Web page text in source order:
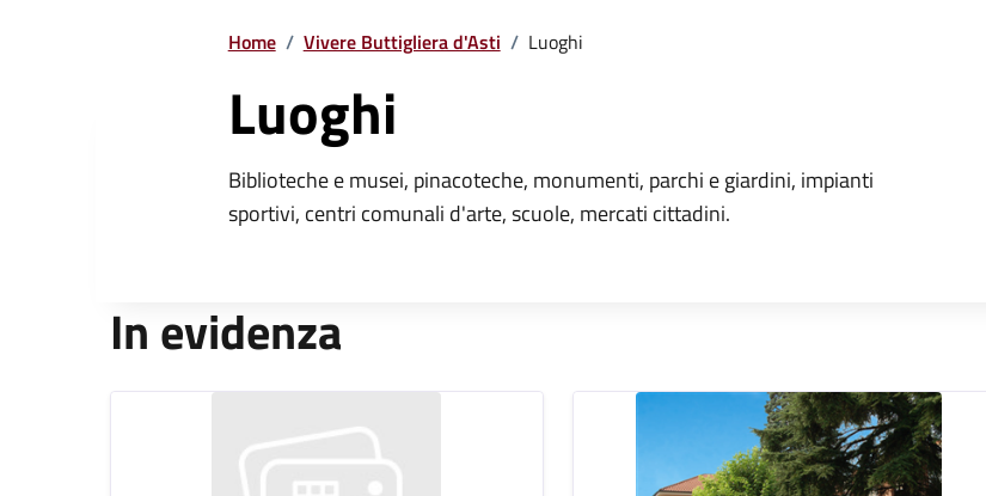
Home / Vivere Buttigliera d'Asti / Luoghi
Luoghi
Biblioteche e musei, pinacoteche, monumenti, parchi e giardini, impianti
sportivi, centri comunali d'arte, scuole, mercati cittadini.
In evidenza